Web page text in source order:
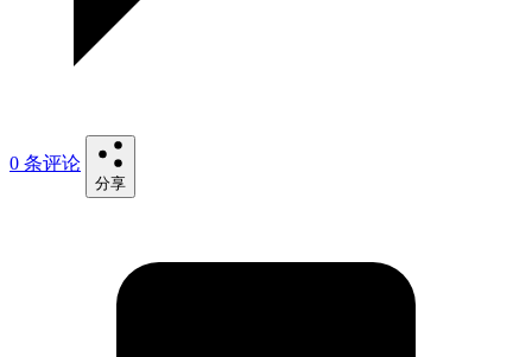
0 条评论
分享